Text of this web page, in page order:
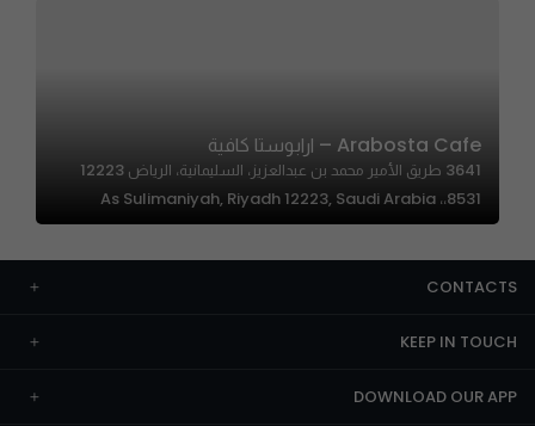
Arabosta Cafe – ارابوستا كافية
3641 طريق الأمير محمد بن عبدالعزيز، السليمانية، الرياض 12223
8531،، As Sulimaniyah, Riyadh 12223, Saudi Arabia
CONTACTS
KEEP IN TOUCH
DOWNLOAD OUR APP